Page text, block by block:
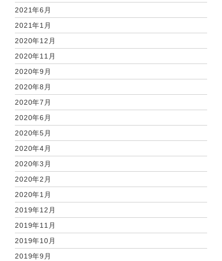
2021年6月
2021年1月
2020年12月
2020年11月
2020年9月
2020年8月
2020年7月
2020年6月
2020年5月
2020年4月
2020年3月
2020年2月
2020年1月
2019年12月
2019年11月
2019年10月
2019年9月